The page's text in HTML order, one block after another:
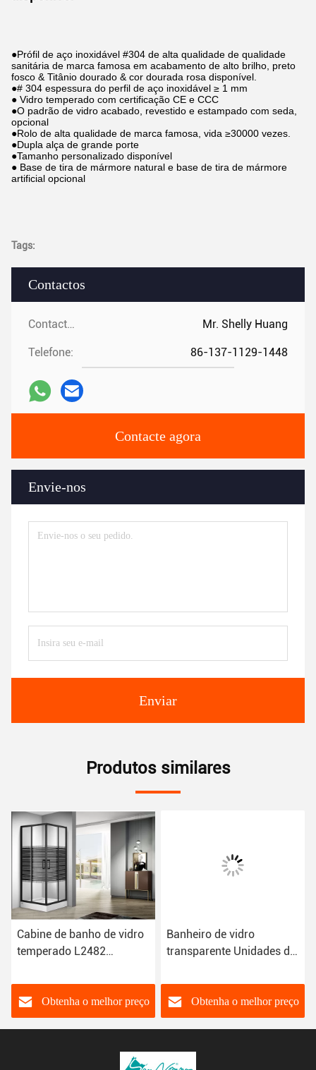
Contactos
Contactos: Mr. Shelly Huang
Telefone: 86-137-1129-1448
Contacte agora
Envie-nos
Enviar
●Prófil de aço inoxidável #304 de alta qualidade de qualidade
sanitária de marca famosa em acabamento de alto brilho, preto
fosco & Titânio dourado & cor dourada rosa disponível.
●# 304 espessura do perfil de aço inoxidável ≥ 1 mm
● Vidro temperado com certificação CE e CCC
●O padrão de vidro acabado, revestido e estampado com seda,
opcional
●Rolo de alta qualidade de marca famosa, vida ≥30000 vezes.
●Dupla alça de grande porte
●Tamanho personalizado disponível
● Base de tira de mármore natural e base de tira de mármore
artificial opcional
Tags:
Produtos similares
Cabine de banho de vidro
temperado L2482
grau sanitário
Obtenha o melhor preço
Banheiro de vidro
transparente Unidades de
900×900×1940mm
Obtenha o melhor preço